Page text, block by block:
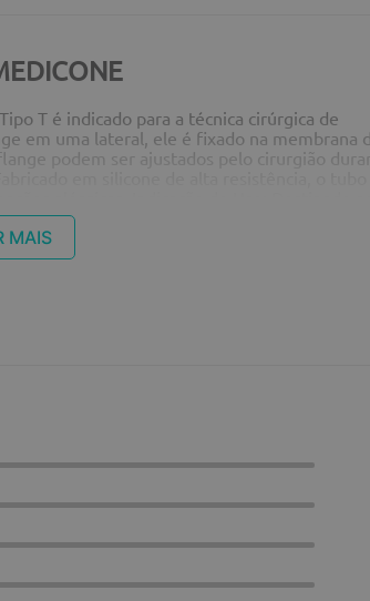
T é indicado para a técnica cirúrgica de
em uma lateral, ele é fixado na membrana
podem ser ajustados pelo cirurgião
regula a pressão do ouvido médio, drena
média e a rinofaringe. Indicado quando a
como medicamentos. Composição: Silicone
dúvida que você possa ter!
MAIS